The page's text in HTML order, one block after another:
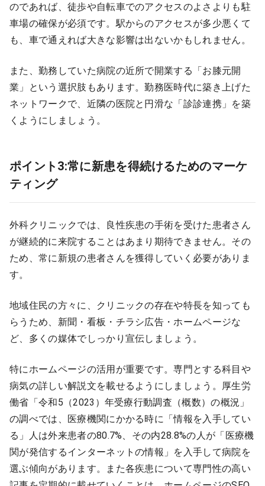
のであれば、徒歩や自転車でのアクセスのよさよりも駐
車場の確保が必須です。駅からのアクセスが多少悪くて
も、車で通えれば大きな影響は出ないかもしれません。
また、勤務していた病院の近所で開業する「お膝元開
業」という選択肢もあります。勤務医時代に築き上げた
ネットワークで、近隣の医院と円滑な「診診連携」を築
くようにしましょう。
ポイント3:常に新患を得続けるためのマーケ
ティング
外科クリニックでは、良性疾患の手術を受けた患者さん
が継続的に来院することはあまり期待できません。その
ため、常に新規の患者さんを獲得していく必要がありま
す。
地域住民の方々に、クリニックの存在や特長を知っても
らうため、新聞・看板・チラシ広告・ホームページな
ど、多くの媒体でしっかり宣伝しましょう。
特にホームページの活用が重要です。専門とする科目や
病気の詳しい解説文を載せるようにしましょう。厚生労
働省「令和5（2023）年受療行動調査（概数）の概況」
の調べでは、医療機関にかかる時に「情報を入手してい
る」人は外来患者の80.7%、その内28.8%の人が「医療機
関が発信するインターネットの情報」を入手して病院を
選ぶ傾向があります。また各疾患について専門性の高い